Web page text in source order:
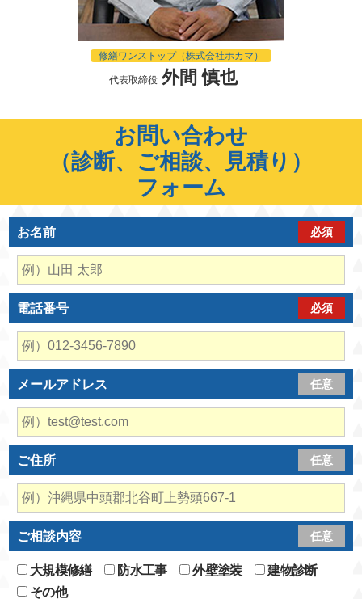
修繕ワンストップ（株式会社ホカマ）
代表取締役 外間 慎也
お問い合わせ
（診断、ご相談、見積り）
フォーム
お名前 必須
電話番号 必須
メールアドレス 任意
ご住所 任意
ご相談内容 任意
大規模修繕 防水工事 外壁塗装
建物診断
その他